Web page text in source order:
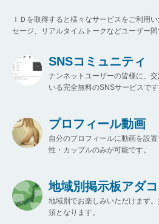
ＩＤを取得すると様々なサービスをご利用
セージ、リアルタイムトークなどユーザー間
SNSコミュニティ
ナンネットユーザーの皆様に、
いる完全無料のSNSサービスです
プロフィール動画
自分のプロフィールに動画を設
性・カップルのみが可能です。
地域別掲示板アダコ
地域別でお楽しみいただけます
須となります。